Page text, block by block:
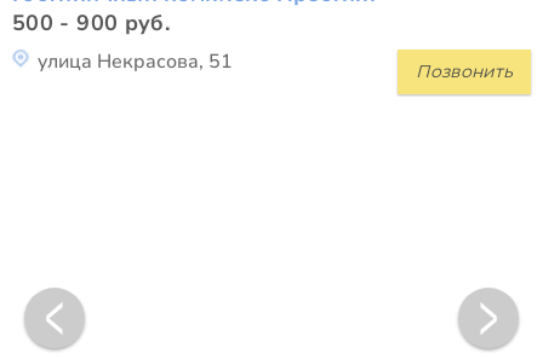
500 - 900 руб.
Позвонить
улица Некрасова, 51